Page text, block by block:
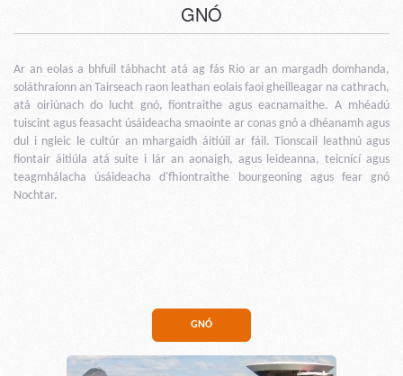
GNÓ
Ar an eolas a bhfuil tábhacht atá ag fás Rio ar an margadh domhanda,
soláthraíonn an Tairseach raon leathan eolais faoi gheilleagar na cathrach,
atá oiriúnach do lucht gnó, fiontraithe agus eacnamaithe. A mhéadú
tuiscint agus feasacht úsáideacha smaointe ar conas gnó a dhéanamh agus
dul i ngleic le cultúr an mhargaidh áitiúil ar fáil. Tionscail leathnú agus
fiontair áitiúla atá suite i lár an aonaigh, agus leideanna, teicnící agus
teagmhálacha úsáideacha d'fhiontraithe bourgeoning agus fear gnó
Nochtar.
GNÓ